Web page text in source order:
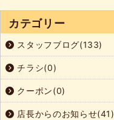
カテゴリー
スタッフブログ(133)
チラシ(0)
クーポン(0)
店長からのお知らせ(41)